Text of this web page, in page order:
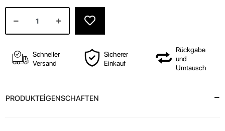
Schneller
Versand
Sicherer
Einkauf
Rückgabe
und
Umtausch
PRODUKTEİGENSCHAFTEN